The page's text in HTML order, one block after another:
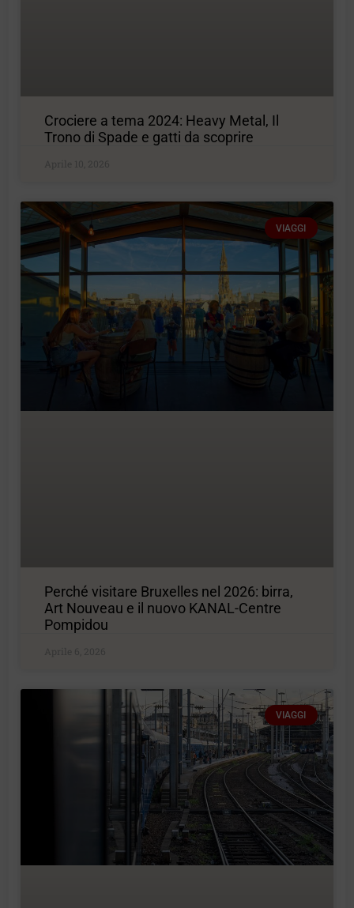
Crociere a tema 2024: Heavy Metal, Il
Trono di Spade e gatti da scoprire
Aprile 10, 2026
VIAGGI
Perché visitare Bruxelles nel 2026: birra,
Art Nouveau e il nuovo KANAL-Centre
Pompidou
Aprile 6, 2026
VIAGGI